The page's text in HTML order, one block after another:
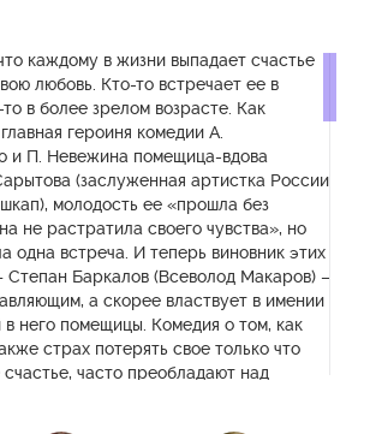
каждому в жизни выпадает счастье
любовь. Кто-то встречает ее в
в более зрелом возрасте. Как
героиня комедии А.
и П. Невежина помещица-вдова
(заслуженная артистка России
молодость ее «прошла без
не растратила своего чувства», но
одна встреча. И теперь виновник этих
Степан Баркалов (Всеволод Макаров) –
а скорее властвует в имении
в него помещицы. Комедия о том, как
страх потерять свое только что
часто преобладают над